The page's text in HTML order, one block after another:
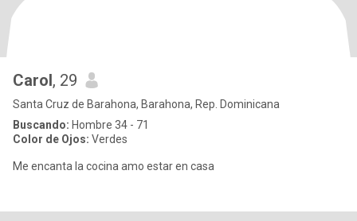
Carol, 29
Santa Cruz de Barahona, Barahona, Rep. Dominicana
Buscando: Hombre 34 - 71
Color de Ojos: Verdes
Me encanta la cocina amo estar en casa